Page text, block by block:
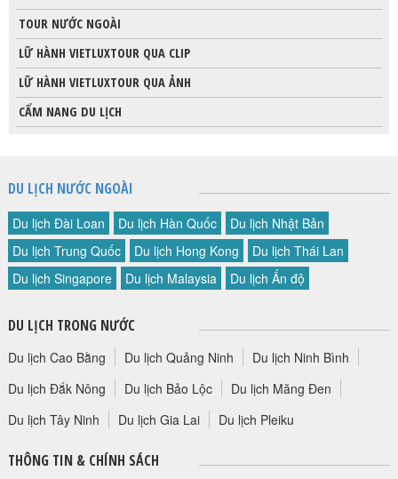
TOUR NƯỚC NGOÀI
LỮ HÀNH VIETLUXTOUR QUA CLIP
LỮ HÀNH VIETLUXTOUR QUA ẢNH
CẨM NANG DU LỊCH
DU LỊCH NƯỚC NGOÀI
Du lịch Đài Loan Du lịch Hàn Quốc
Du lịch Nhật Bản
Du lịch Trung Quốc
Du lịch Hong Kong
Du lịch Thái Lan
Du lịch Singapore
Du lịch Malaysia Du lịch Ấn độ
DU LỊCH TRONG NƯỚC
Du lịch Cao Bằng Du lịch Quảng Ninh
Du lịch Ninh Bình
Du lịch Đắk Nông
Du lịch Bảo Lộc
Du lịch Măng Đen
Du lịch Tây Ninh
Du lịch Gia Lai Du lịch Pleiku
THÔNG TIN & CHÍNH SÁCH